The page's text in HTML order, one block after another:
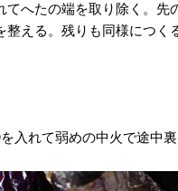
へたの端を取り除く。
える。残りも同様につく
れて弱めの中火で途中裏